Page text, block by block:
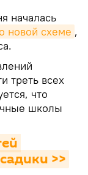
началась
новой схеме ,
треть всех
что
школы
>>